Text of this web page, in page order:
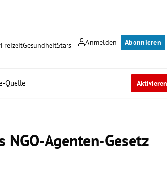
Anmelden Abonnieren
FreizeitGesundheitStars
Quelle Aktivieren
Agenten-Gesetz